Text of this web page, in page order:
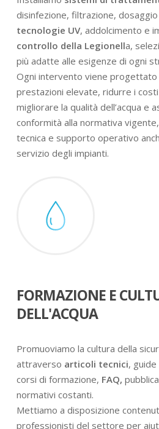
disinfezione, filtrazione,
tecnologie UV, addolcimento e
controllo della Legionella,
più adatte alle esigenze di ogni
Ogni intervento viene
prestazioni elevate, ridurre i
migliorare la qualità dell’acqua e
conformità alla normativa
tecnica e supporto operativo
servizio degli impianti.
FORMAZIONE E
DELL'ACQUA
Promuoviamo la cultura della
attraverso articoli tecnici,
corsi di formazione, FAQ,
normativi costanti.
Mettiamo a disposizione
professionisti del settore per